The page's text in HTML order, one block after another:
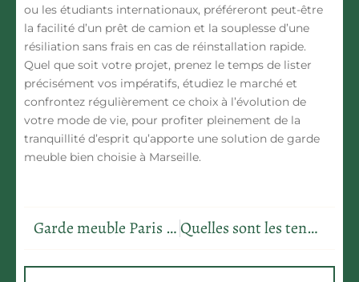
ou les étudiants internationaux, préféreront peut-être
la facilité d’un prêt de camion et la souplesse d’une
résiliation sans frais en cas de réinstallation rapide.
Quel que soit votre projet, prenez le temps de lister
précisément vos impératifs, étudiez le marché et
confrontez régulièrement ce choix à l’évolution de
votre mode de vie, pour profiter pleinement de la
tranquillité d’esprit qu’apporte une solution de garde
meuble bien choisie à Marseille.
Garde meuble Paris : les 7 critères pour choisir le bon espace Quelles sont les tendances futures dans le design de façades pour 2025 et au-delà ?